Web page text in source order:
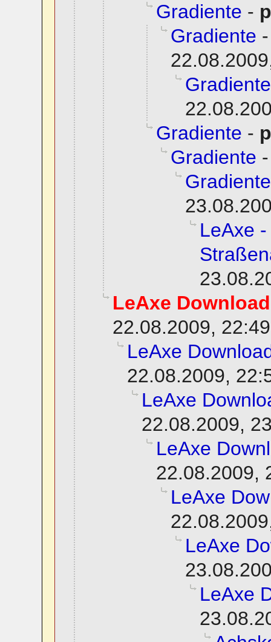
Gradiente -
Gradiente
Gradiente
Gradiente -
Gradiente
Gradiente
LeAxe
LeAxe Download
22.08.2009, 22:49
LeAxe
22.08.2009,
LeAxe
22.08.2009,
LeAxe
22.08.2009,
LeAxe
LeAxe
LeAxe